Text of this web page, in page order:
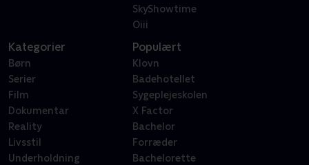
SkyShowtime
Oiii
Kategorier
Børn
Serier
Film
Dokumentar
Reality
Livsstil
Underholdning
Populært
Klovn
Badehotellet
Sygeplejeskolen
X Factor
Bachelor
Forræder
Bachelorette